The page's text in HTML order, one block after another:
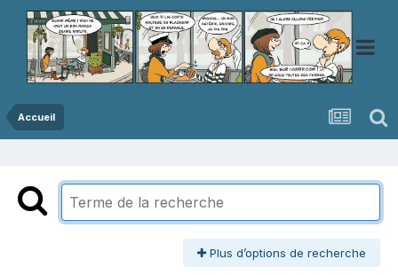
Accueil
Plus d’options de recherche